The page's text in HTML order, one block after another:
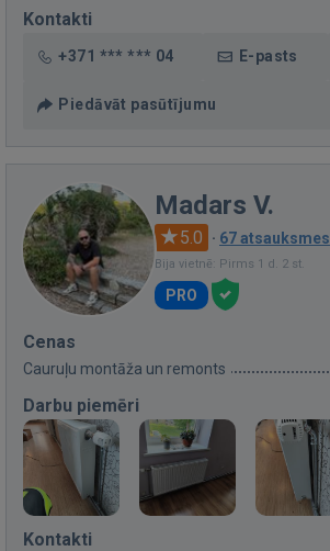
Kontakti
+371 *** *** 04 E-pasts
Piedāvāt pasūtījumu
Madars V.
5.0 · 67 atsauksmes
Bija vietnē: Pirms 1 d. 2 st.
PRO
Cenas
Cauruļu montāža un remonts
Darbu piemēri
Kontakti